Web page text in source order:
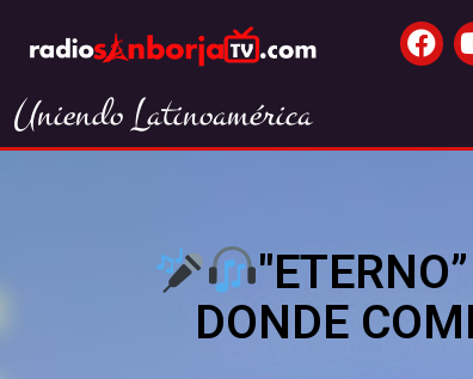
Uniendo Latinoamérica
DONDE